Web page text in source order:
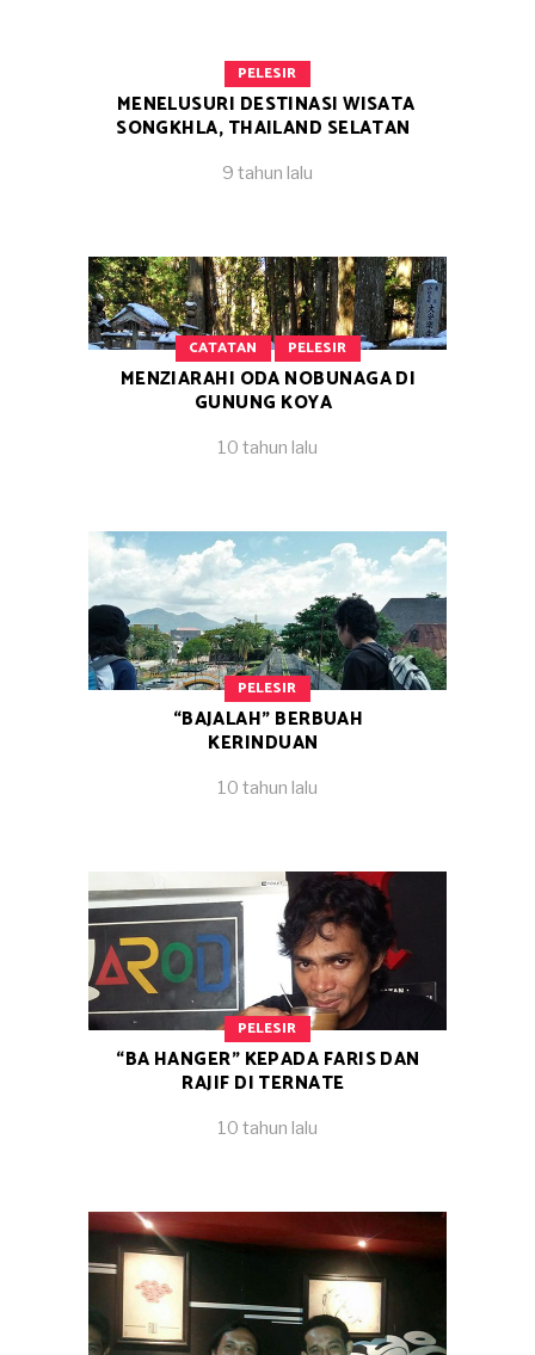
PELESIR
MENELUSURI DESTINASI WISATA
SONGKHLA, THAILAND SELATAN
9 tahun lalu
CATATAN PELESIR
MENZIARAHI ODA NOBUNAGA DI
GUNUNG KOYA
10 tahun lalu
PELESIR
“BAJALAH” BERBUAH
KERINDUAN
10 tahun lalu
PELESIR
“BA HANGER” KEPADA FARIS DAN
RAJIF DI TERNATE
10 tahun lalu